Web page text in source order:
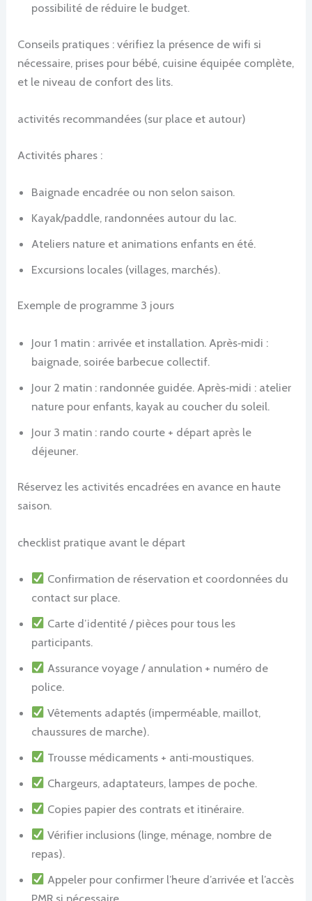
possibilité de réduire le budget.
Conseils pratiques : vérifiez la présence de wifi si
nécessaire, prises pour bébé, cuisine équipée complète,
et le niveau de confort des lits.
activités recommandées (sur place et autour)
Activités phares :
Baignade encadrée ou non selon saison.
Kayak/paddle, randonnées autour du lac.
Ateliers nature et animations enfants en été.
Excursions locales (villages, marchés).
Exemple de programme 3 jours
Jour 1 matin : arrivée et installation. Après‑midi :
baignade, soirée barbecue collectif.
Jour 2 matin : randonnée guidée. Après‑midi : atelier
nature pour enfants, kayak au coucher du soleil.
Jour 3 matin : rando courte + départ après le
déjeuner.
Réservez les activités encadrées en avance en haute
saison.
checklist pratique avant le départ
Confirmation de réservation et coordonnées du
contact sur place.
Carte d’identité / pièces pour tous les
participants.
Assurance voyage / annulation + numéro de
police.
Vêtements adaptés (imperméable, maillot,
chaussures de marche).
Trousse médicaments + anti‑moustiques.
Chargeurs, adaptateurs, lampes de poche.
Copies papier des contrats et itinéraire.
Vérifier inclusions (linge, ménage, nombre de
repas).
Appeler pour confirmer l’heure d’arrivée et l’accès